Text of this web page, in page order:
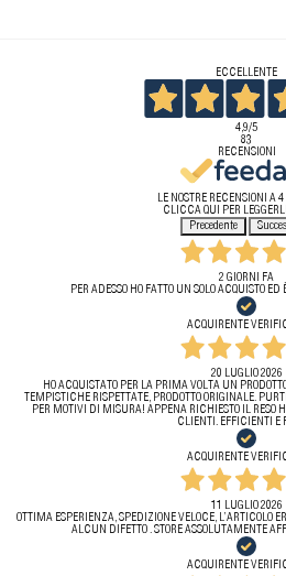
ECCELLENTE
4,9/5
83
RECENSIONI
LE NOSTRE RECENSIONI A 4
CLICCA QUI PER
Precedente
2 GIORNI FA
PER ADESSO HO FATTO UN SOLO ACQUISTO
ACQUIRENTE
20 LUGLIO 2026
HO ACQUISTATO PER LA PRIMA VOLTA UN
TEMPISTICHE RISPETTATE, PRODOTTO ORIGINALE.
PER MOTIVI DI MISURA! APPENA RICHIESTO IL RESO
CLIENTI. EFFICIENTI E
ACQUIRENTE
11 LUGLIO 2026
OTTIMA ESPERIENZA, SPEDIZIONE VELOCE, L’ARTICOLO
ALCUN DIFETTO . STORE ASSOLUTAMENTE
ACQUIRENTE